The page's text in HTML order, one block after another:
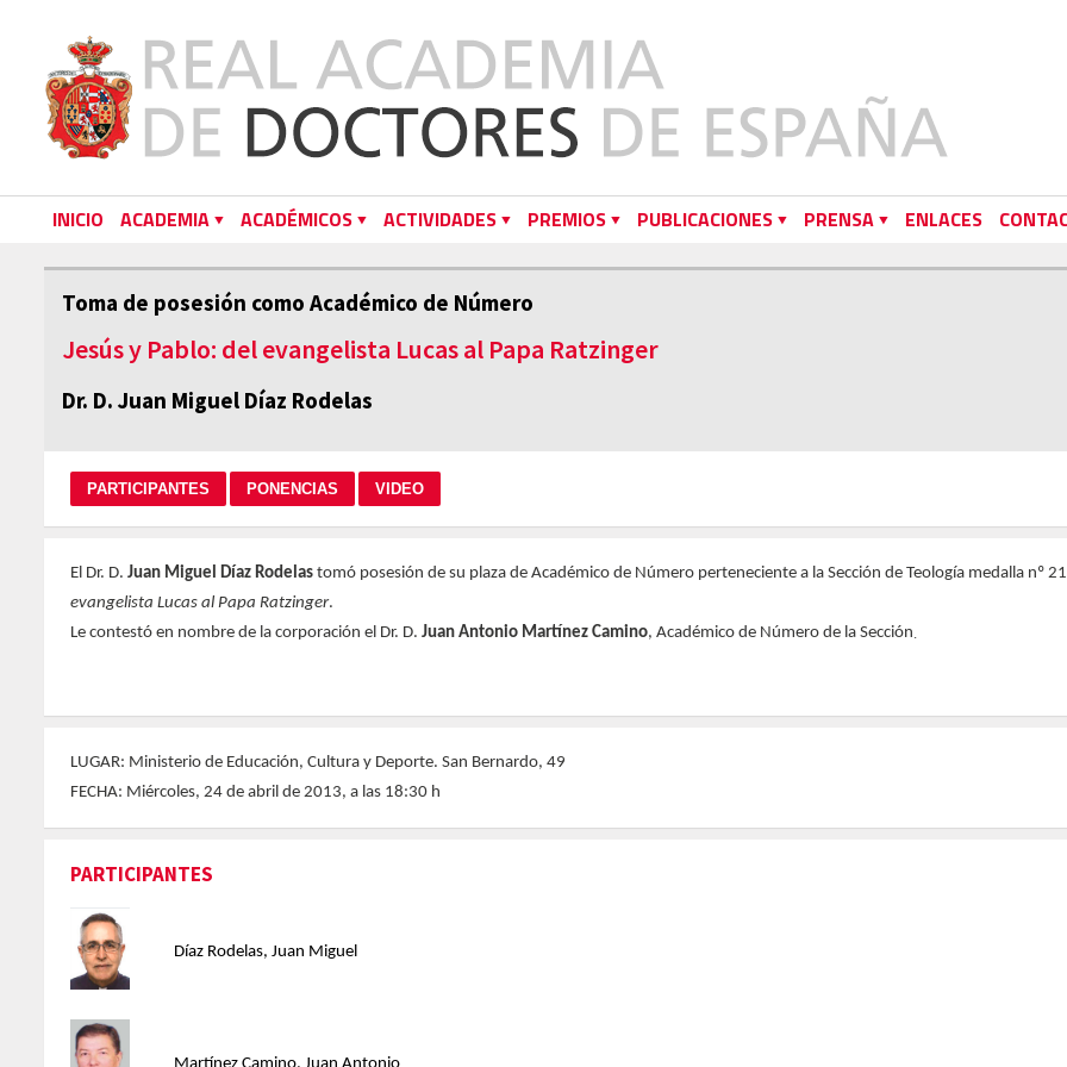
INICIO ACADEMIA ACADÉMICOS ACTIVIDADES PREMIOS PUBLICACIONES PRENSA ENLACES
Toma de posesión como Académico de Número
Jesús y Pablo: del evangelista Lucas al Papa Ratzinger
Dr. D. Juan Miguel Díaz Rodelas
El Dr. D. Juan Miguel Díaz Rodelas tomó posesión de su plaza de Académico de Número perteneciente a la Sección de Teología medalla nº
evangelista Lucas al Papa Ratzinger.
Le contestó en nombre de la corporación el Dr. D. Juan Antonio Martínez Camino, Académico de Número de la Sección.
LUGAR: Ministerio de Educación, Cultura y Deporte. San Bernardo, 49
FECHA: Miércoles, 24 de abril de 2013, a las 18:30 h
PARTICIPANTES
Díaz Rodelas, Juan Miguel